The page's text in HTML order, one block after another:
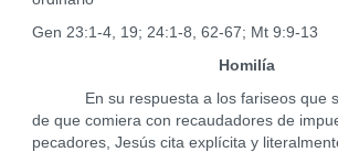
Gen 23:1-4, 19; 24:1-8, 62-67; Mt 9:9-13
Homilía
En su respuesta a los fariseos que
de que comiera con recaudadores de
pecadores, Jesús cita explícita y